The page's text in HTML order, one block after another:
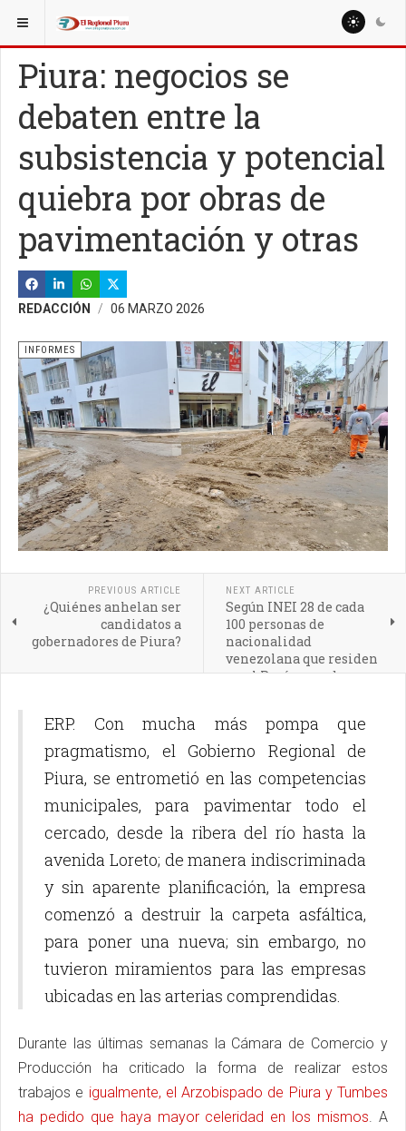
ESTÁ AQUÍ: ESPECIALES
Piura: negocios se
debaten entre la
subsistencia y potencial
quiebra por obras de
pavimentación y otras
REDACCIÓN 06 MARZO 2026
INFORMES
PREVIOUS ARTICLE
¿Quiénes anhelan ser
candidatos a
gobernadores de Piura?
NEXT ARTICLE
Según INEI 28 de cada
100 personas de
nacionalidad
venezolana que residen
en el Perú son pobres
ERP. Con mucha más pompa que
pragmatismo, el Gobierno Regional de
Piura, se entrometió en las competencias
municipales, para pavimentar todo el
cercado, desde la ribera del río hasta la
avenida Loreto; de manera indiscriminada
y sin aparente planificación, la empresa
comenzó a destruir la carpeta asfáltica,
para poner una nueva; sin embargo, no
tuvieron miramientos para las empresas
ubicadas en las arterias comprendidas.
Durante las últimas semanas la Cámara de Comercio y
Producción ha criticado la forma de realizar estos
trabajos e igualmente, el Arzobispado de Piura y Tumbes
ha pedido que haya mayor celeridad en los mismos. A